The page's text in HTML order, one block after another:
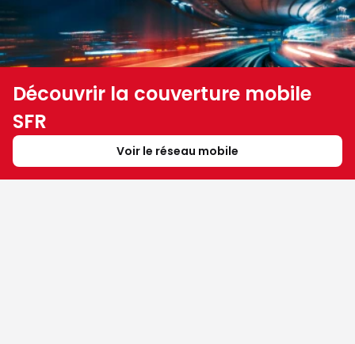
Découvrir la couverture mobile
SFR
Voir le réseau mobile